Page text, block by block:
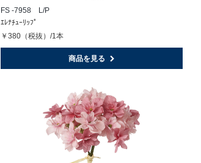
FS -7958 L/P
ｴﾚﾅﾁｭｰﾘｯﾌﾟ
￥380（税抜）/1本
商品を見る